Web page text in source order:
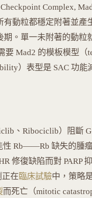
Complex,
有動粒都穩定附著並產
期。單一未附著的動粒
Mad2 的模板模型（
）表型是 SAC 功
、Ribociclib）阻斷
性 Rb——Rb 缺失的腫
修復缺陷而對 PARP
正在臨床試驗中，策略
而死亡（mitotic